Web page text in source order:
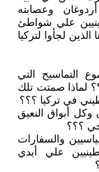
وعصابته
علي شواطئ
لجأوا لتركيا
التماسيح التي
لماذا صمتت تلك
في تركيا ؟؟؟
أبواق النعيق
؟؟؟
والسفارات
علي أيدي